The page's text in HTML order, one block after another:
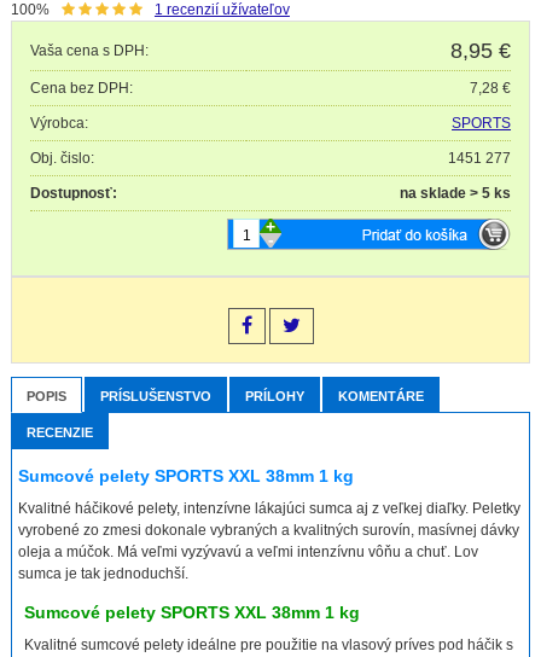
100% 1 recenzií užívateľov
Vaša cena s DPH: 8,95 €
Cena bez DPH: 7,28 €
Výrobca: SPORTS
Obj. čislo: 1451 277
Dostupnosť: na sklade > 5 ks
-
+
POPIS PRÍSLUŠENSTVO PRÍLOHY KOMENTÁRE
RECENZIE
Sumcové pelety SPORTS XXL 38mm 1 kg
Kvalitné háčikové pelety, intenzívne lákajúci sumca aj z veľkej diaľky. Peletky
vyrobené zo zmesi dokonale vybraných a kvalitných surovín, masívnej dávky
oleja a múčok. Má veľmi vyzývavú a veľmi intenzívnu vôňu a chuť. Lov
sumca je tak jednoduchší.
Sumcové pelety SPORTS XXL 38mm 1 kg
Kvalitné sumcové pelety ideálne pre použitie na vlasový príves pod háčik s